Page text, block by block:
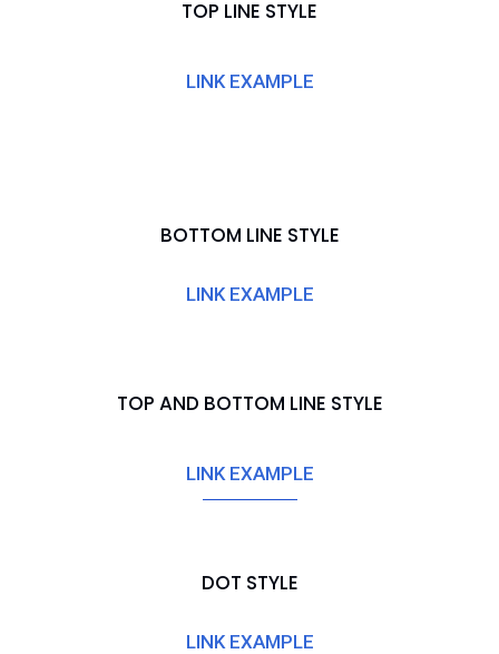
TOP LINE STYLE
LINK EXAMPLE
BOTTOM LINE STYLE
LINK EXAMPLE
TOP AND BOTTOM LINE STYLE
LINK EXAMPLE
DOT STYLE
LINK EXAMPLE